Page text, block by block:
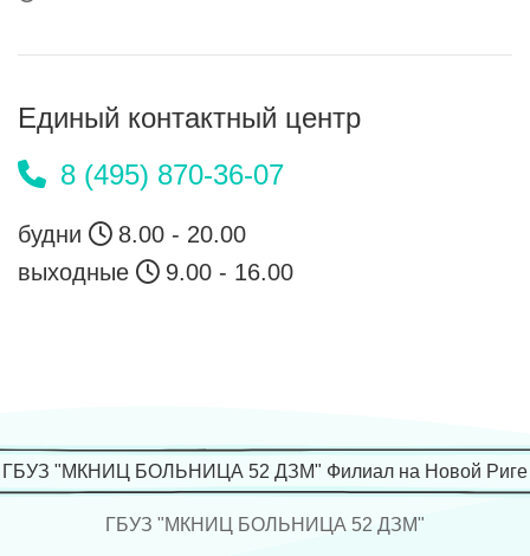
Единый контактный центр
8 (495) 870-36-07
будни
8.00 - 20.00
выходные
9.00 - 16.00
ГБУЗ "МКНИЦ БОЛЬНИЦА 52 ДЗМ" Филиал на Новой Риге
ГБУЗ "МКНИЦ БОЛЬНИЦА 52 ДЗМ"